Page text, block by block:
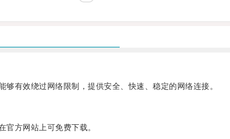
有效绕过网络限制，提供安全、快速、稳定的网络连接。
方网站上可免费下载。